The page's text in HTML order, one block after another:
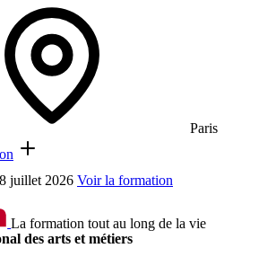
Paris
juillet 2026 Voir la formation
La formation tout au long de la vie
des arts et métiers